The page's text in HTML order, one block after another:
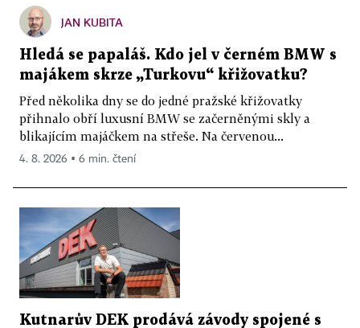
JAN KUBITA
Hledá se papaláš. Kdo jel v černém BMW s
majákem skrze „Turkovu“ křižovatku?
Před několika dny se do jedné pražské křižovatky
přihnalo obří luxusní BMW se začerněnými skly a
blikajícím majáčkem na střeše. Na červenou...
4. 8. 2026 ▪ 6 min. čtení
Kutnarův DEK prodává závody spojené s